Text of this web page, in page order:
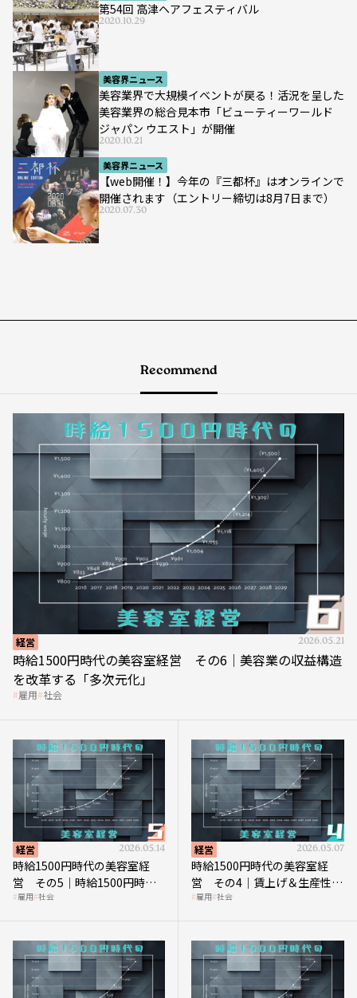
第54回 高津ヘアフェスティバル
2020.10.29
美容界ニュース
美容業界で大規模イベントが戻る！活況を呈した
美容業界の総合見本市「ビューティーワールド
ジャパン ウエスト」が開催
2020.10.21
美容界ニュース
【web開催！】今年の『三都杯』はオンラインで
開催されます（エントリー締切は8月7日まで）
2020.07.30
Recommend
経営 2026.05.21
時給1500円時代の美容室経営 その6｜美容業の収益構造
を改革する「多次元化」
雇用 社会
経営 2026.05.14
時給1500円時代の美容室経
営 その5｜時給1500円時代
の到来は美容業の収益構造を
雇用 社会
経営 2026.05.07
時給1500円時代の美容室経
営 その4｜賃上げ＆生産性向
上につなげる賢い助成金活用
雇用 社会